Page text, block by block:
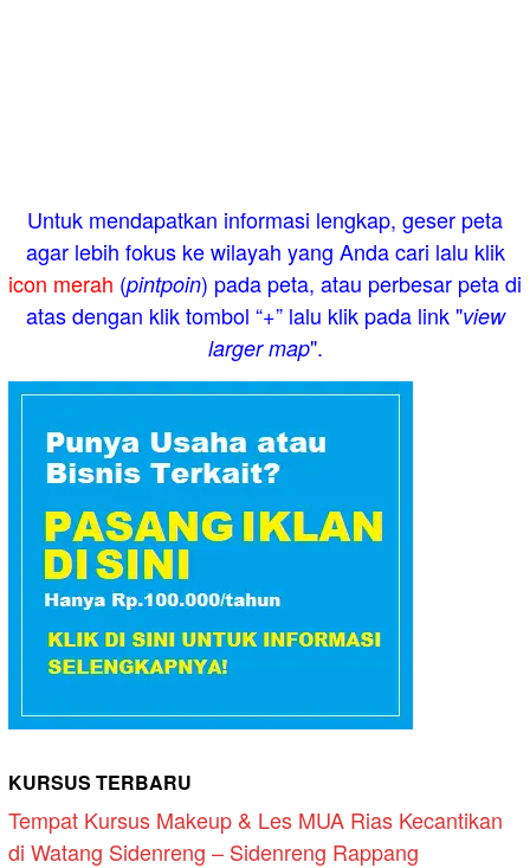
Untuk mendapatkan informasi lengkap, geser peta
agar lebih fokus ke wilayah yang Anda cari lalu klik
icon merah (pintpoin) pada peta, atau perbesar peta di
atas dengan klik tombol “+” lalu klik pada link "view
larger map".
KURSUS TERBARU
Tempat Kursus Makeup & Les MUA Rias Kecantikan
di Watang Sidenreng – Sidenreng Rappang